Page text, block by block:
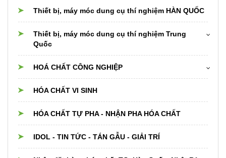
Thiết bị, máy móc dung cụ thí nghiệm HÀN QUỐC
Thiết bị, máy móc dung cụ thí nghiệm Trung
Quốc
Cân điện tử
Dụng cụ thủy tinh Trung Quốc
Thiết bị dụng cụ PTN khác
HOÁ CHẤT CÔNG NGHIỆP
Hóa chất cho nồi hơi boiler,cooling,chiller
Hóa chất xử lý nước
Nguyên liệu Thực phẩm, Dược phẩm, Mỹ phẩm
HÓA CHẤT VI SINH
HÓA CHẤT TỰ PHA - NHẬN PHA HÓA CHẤT
IDOL - TIN TỨC - TÁN GẪU - GIẢI TRÍ